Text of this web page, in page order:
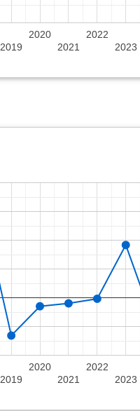
2019
2020
2021
2022
2023
2019
2020
2021
2022
2023